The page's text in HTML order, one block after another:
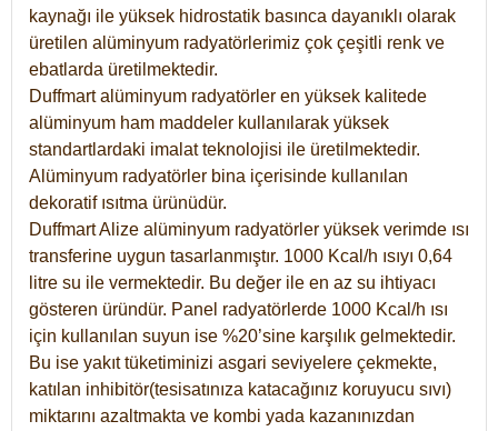
kaynağı ile yüksek hidrostatik basınca dayanıklı olarak
üretilen alüminyum radyatörlerimiz çok çeşitli renk ve
ebatlarda üretilmektedir.
Duffmart alüminyum radyatörler en yüksek kalitede
alüminyum ham maddeler kullanılarak yüksek
standartlardaki imalat teknolojisi ile üretilmektedir.
Alüminyum radyatörler bina içerisinde kullanılan
dekoratif ısıtma ürünüdür.
Duffmart Alize alüminyum radyatörler yüksek verimde ısı
transferine uygun tasarlanmıştır. 1000 Kcal/h ısıyı 0,64
litre su ile vermektedir. Bu değer ile en az su ihtiyacı
gösteren üründür. Panel radyatörlerde 1000 Kcal/h ısı
için kullanılan suyun ise %20’sine karşılık gelmektedir.
Bu ise yakıt tüketiminizi asgari seviyelere çekmekte,
katılan inhibitör(tesisatınıza katacağınız koruyucu sıvı)
miktarını azaltmakta ve kombi yada kazanınızdan